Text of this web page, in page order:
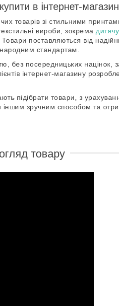
в інтернет-
товарів зі стильними
вироби, зокрема
. Товари поставляються від
стандартам.
без посередницьких націнок,
інтернет-магазину
підібрати товари, з
іншим зручним способом та
товару